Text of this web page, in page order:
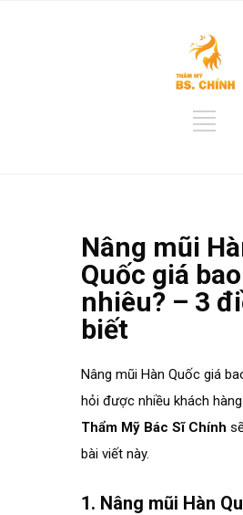
Nâng mũi
Quốc giá bao
nhiêu? – 3
biết
Nâng mũi Hàn Quốc giá
hỏi được nhiều khách hàng
Thẩm Mỹ Bác Sĩ Chính
bài viết này.
1. Nâng mũi Hàn